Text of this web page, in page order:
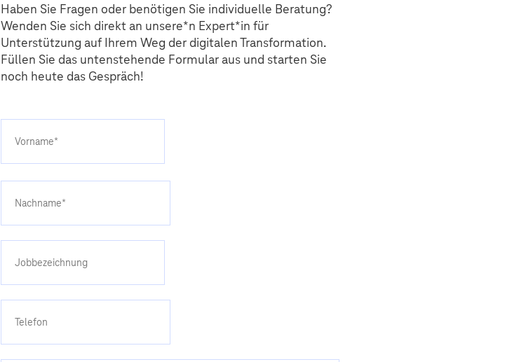
Haben Sie Fragen oder benötigen Sie individuelle Beratung?
Wenden Sie sich direkt an unsere*n Expert*in für
Unterstützung auf Ihrem Weg der digitalen Transformation.
Füllen Sie das untenstehende Formular aus und starten Sie
noch heute das Gespräch!